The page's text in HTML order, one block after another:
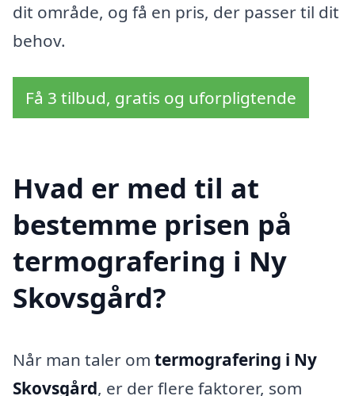
dit område, og få en pris, der passer til dit
behov.
Få 3 tilbud, gratis og uforpligtende
Hvad er med til at
bestemme prisen på
termografering i Ny
Skovsgård?
Når man taler om termografering i Ny
Skovsgård, er der flere faktorer, som